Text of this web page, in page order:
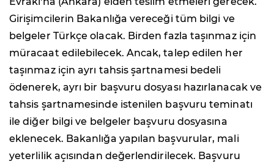
Girişimcilerin Bakanlığa vereceği tüm bilgi ve
belgeler Türkçe olacak. Birden fazla taşınmaz için
müracaat edilebilecek. Ancak, talep edilen her
taşınmaz için ayrı tahsis şartnamesi bedeli
ödenerek, ayrı bir başvuru dosyası hazırlanacak ve
tahsis şartnamesinde istenilen başvuru teminatı
ile diğer bilgi ve belgeler başvuru dosyasına
eklenecek. Bakanlığa yapılan başvurular, mali
yeterlilik açısından değerlendirilecek. Başvuru